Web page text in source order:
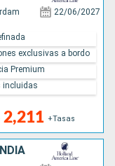
22/06/2027
2,211 +Tasas
exclusivas a bordo
Premium
incluidas